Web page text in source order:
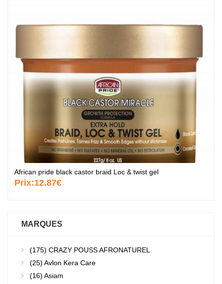
African pride black castor braid Loc & twist gel
Prix:12.87€
MARQUES
(175) CRAZY POUSS AFRONATUREL
(25) Avlon Kera Care
(16) Asiam